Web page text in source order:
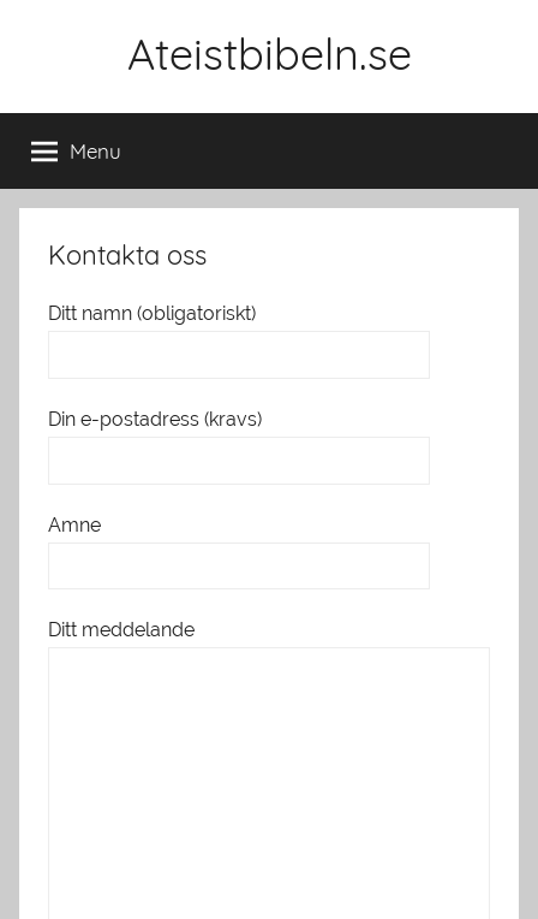
Ateistbibeln.se
Menu
Kontakta oss
Ditt namn (obligatoriskt)
Din e-postadress (kravs)
Amne
Ditt meddelande